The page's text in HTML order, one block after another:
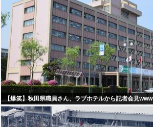
【爆笑】秋田県職員さん、ラブホテルから記者会見www